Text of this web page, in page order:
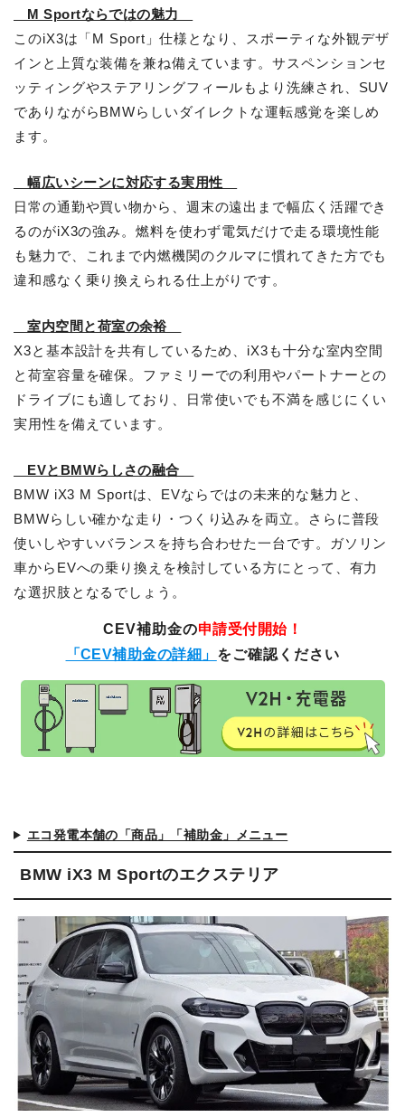
M Sportならではの魅力
このiX3は「M Sport」仕様となり、スポーティな外観デザ
インと上質な装備を兼ね備えています。サスペンションセ
ッティングやステアリングフィールもより洗練され、SUV
でありながらBMWらしいダイレクトな運転感覚を楽しめ
ます。
幅広いシーンに対応する実用性
日常の通勤や買い物から、週末の遠出まで幅広く活躍でき
るのがiX3の強み。燃料を使わず電気だけで走る環境性能
も魅力で、これまで内燃機関のクルマに慣れてきた方でも
違和感なく乗り換えられる仕上がりです。
室内空間と荷室の余裕
X3と基本設計を共有しているため、iX3も十分な室内空間
と荷室容量を確保。ファミリーでの利用やパートナーとの
ドライブにも適しており、日常使いでも不満を感じにくい
実用性を備えています。
EVとBMWらしさの融合
BMW iX3 M Sportは、EVならではの未来的な魅力と、
BMWらしい確かな走り・つくり込みを両立。さらに普段
使いしやすいバランスを持ち合わせた一台です。ガソリン
車からEVへの乗り換えを検討している方にとって、有力
な選択肢となるでしょう。
CEV補助金の申請受付開始！
「CEV補助金の詳細」 をご確認ください
エコ発電本舗の「商品」「補助金」メニュー
BMW iX3 M Sportのエクステリア